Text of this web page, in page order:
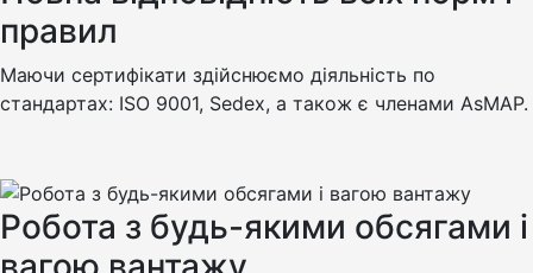
правил
Маючи сертифікати здійснюємо діяльність по
стандартах: ISO 9001, Sedex, а також є членами AsMAP.
Робота з будь-якими обсягами і